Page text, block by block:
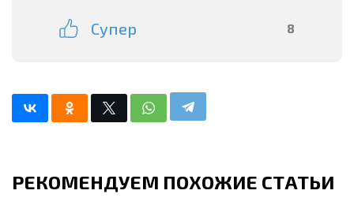
Супер 8
РЕКОМЕНДУЕМ ПОХОЖИЕ СТАТЬИ